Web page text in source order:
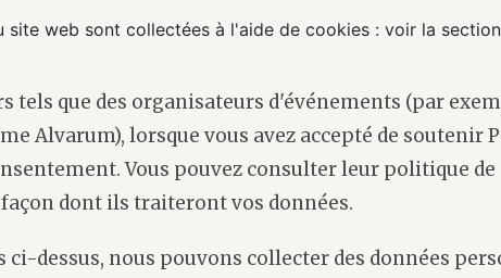
web sont collectées à l'aide de cookies : voir la
tels que des organisateurs d'événements (par
Alvarum), lorsque vous avez accepté de soutenir
Vous pouvez consulter leur politique de
dont ils traiteront vos données.
dessus, nous pouvons collecter des données